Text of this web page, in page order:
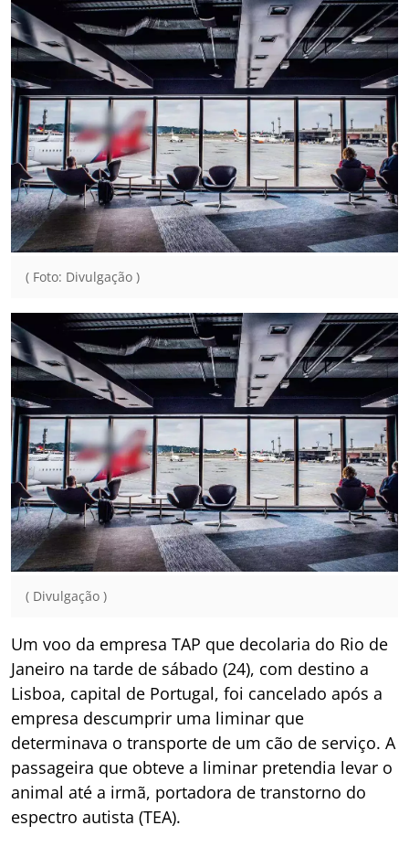
( Foto: Divulgação )
( Divulgação )
Um voo da empresa TAP que decolaria do Rio de
Janeiro na tarde de sábado (24), com destino a
Lisboa, capital de Portugal, foi cancelado após a
empresa descumprir uma liminar que
determinava o transporte de um cão de serviço. A
passageira que obteve a liminar pretendia levar o
animal até a irmã, portadora de transtorno do
espectro autista (TEA).